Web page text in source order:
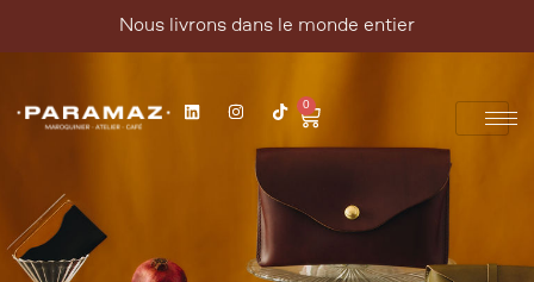
Nous livrons dans le monde entier
0